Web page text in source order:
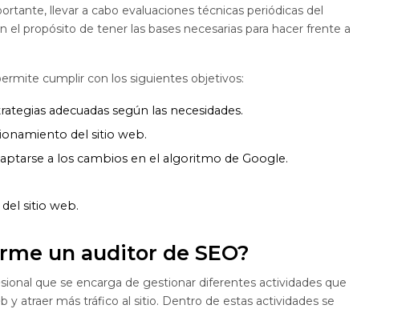
llevar a cabo evaluaciones técnicas periódicas del
el propósito de tener las bases necesarias para hacer frente a
cumplir con los siguientes objetivos:
adecuadas según las necesidades.
del sitio web.
a los cambios en el algoritmo de Google.
sitio web.
un auditor de SEO?
que se encarga de gestionar diferentes actividades que
y atraer más tráfico al sitio. Dentro de estas actividades se